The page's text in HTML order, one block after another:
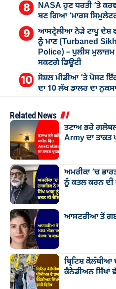
NASA ਹੁਣ ਧਰਤੀ ’ਤੇ
ਬਣ ਗਿਆ ‘ਮਾਰਸ
ਆਸਟ੍ਰੇਲੀਆ ਨੇੜੇ ਟਾਪੂ ਦੇਸ਼
ਨੂੰ ਮਾਣ (Turbaned
Police) – ਪੁਲੀਸ
ਸਕਣਗੇ ਡਿਊਟੀ
ਸੋਸ਼ਲ ਮੀਡੀਆ ’ਤੇ ਪੋਸਟ
ਦਾ 10 ਲੱਖ ਡਾਲਰ ਦਾ
Related News
ਤਣਾਅ ਭਰੇ
Army ਦਾ ਤਾਕਤ
ਅਮਰੀਕਾ ’ਚ
ਨੂੰ ਕਤਲ ਕਰਨ ਦੀ
ਆਸਟਰੀਆ ਤੋਂ ਗਈ
ਬ੍ਰਿਟਿਸ਼ ਕੋਲੰਬੀਆ
ਕੈਨੇਡੀਅਨ ਸਿੱਖਾਂ